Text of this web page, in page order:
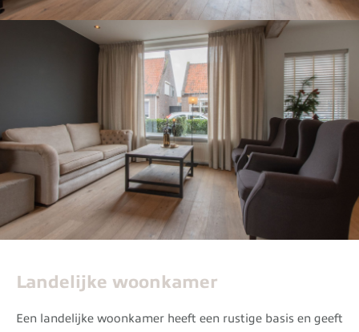
Landelijke woonkamer
Een landelijke woonkamer heeft een rustige basis en geeft